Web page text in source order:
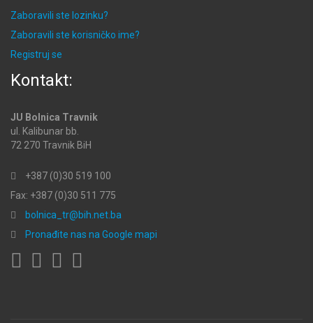
Zaboravili ste lozinku?
Zaboravili ste korisničko ime?
Registruj se
Kontakt:
JU Bolnica Travnik
ul. Kalibunar bb.
72 270 Travnik BiH
+387 (0)30 519 100
Fax: +387 (0)30 511 775
bolnica_tr@bih.net.ba
Pronađite nas na Google mapi